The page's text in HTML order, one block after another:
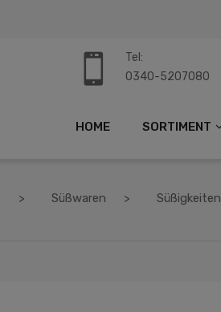
Tel:
0340-5207080
HOME SORTIMENT
Süßwaren Süßigkeiten